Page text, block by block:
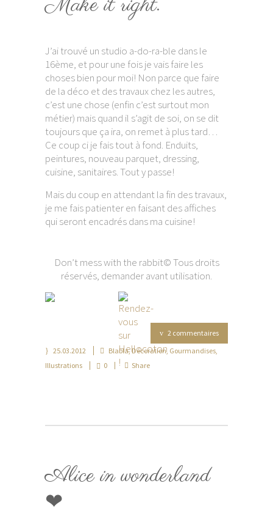
J’ai trouvé un studio a-do-ra-ble dans le
16ème, et pour une fois je vais faire les
choses bien pour moi! Non parce que faire
de la déco et des travaux chez les autres,
c’est une chose (enfin c’est surtout mon
métier) mais quand il s’agit de soi, on se dit
toujours que ça ira, on remet à plus tard…
Ce coup ci je fais tout à fond. Enduits,
peintures, nouveau parquet, dressing,
cuisine, sanitaires. Tout y passe!
Mais du coup en attendant la fin des travaux,
je me fais patienter en faisant des affiches
qui seront encadrés dans ma cuisine!
Don’t mess with the rabbit© Tous droits
réservés, demander avant utilisation.
2 commentaires
25.03.2012
Blabla,Décoration, Gourmandises,
Illustrations
0 Share
Alice in wonderland
❤